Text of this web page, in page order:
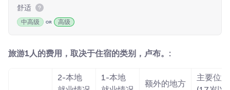
舒适
中高级 高级
旅游1人的费用，取决于住宿的类别，卢布。:
2-本地
1-本地
额外的地方
主要位置